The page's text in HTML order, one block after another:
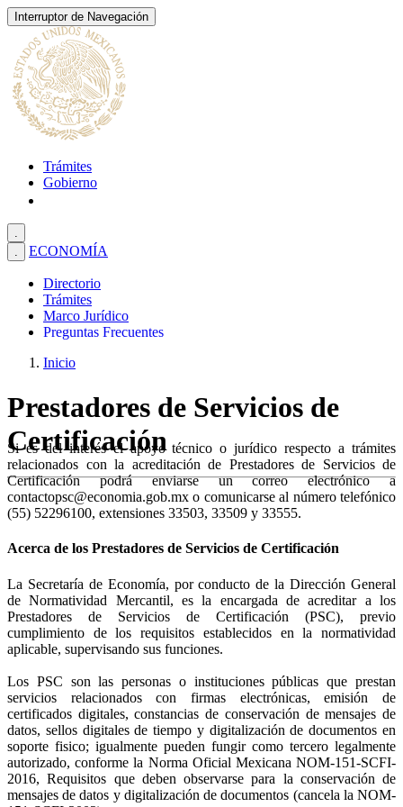
Interruptor de Navegación
Trámites
Gobierno
.
.
ECONOMÍA
Directorio
Trámites
Marco Jurídico
Preguntas Frecuentes
Inicio
Prestadores de Servicios de
Certificación
Si es del interés el apoyo técnico o jurídico respecto a trámites
relacionados con la acreditación de Prestadores de Servicios de
Certificación podrá enviarse un correo electrónico a
contactopsc@economia.gob.mx o comunicarse al número telefónico
(55) 52296100, extensiones 33503, 33509 y 33555.
Acerca de los Prestadores de Servicios de Certificación
La Secretaría de Economía, por conducto de la Dirección General
de Normatividad Mercantil, es la encargada de acreditar a los
Prestadores de Servicios de Certificación (PSC), previo
cumplimiento de los requisitos establecidos en la normatividad
aplicable, supervisando sus funciones.
Los PSC son las personas o instituciones públicas que prestan
servicios relacionados con firmas electrónicas, emisión de
certificados digitales, constancias de conservación de mensajes de
datos, sellos digitales de tiempo y digitalización de documentos en
soporte fisico; igualmente pueden fungir como tercero legalmente
autorizado, conforme la Norma Oficial Mexicana NOM-151-SCFI-
2016, Requisitos que deben observarse para la conservación de
mensajes de datos y digitalización de documentos (cancela la NOM-